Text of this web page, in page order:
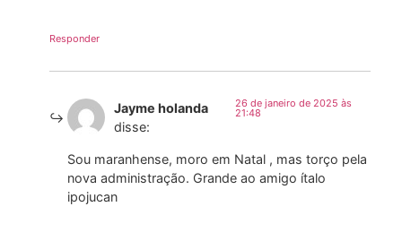
Responder
Jayme holanda
disse:
26 de janeiro de 2025 às
21:48
Sou maranhense, moro em Natal , mas torço pela
nova administração. Grande ao amigo ítalo
ipojucan